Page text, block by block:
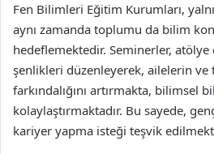
Fen Bilimleri Eğitim Kurumları,
aynı zamanda toplumu da bilim
hedeflemektedir. Seminerler, atölye
şenlikleri düzenleyerek, ailelerin
farkındalığını artırmakta, bilimsel
kolaylaştırmaktadır. Bu sayede,
kariyer yapma isteği teşvik